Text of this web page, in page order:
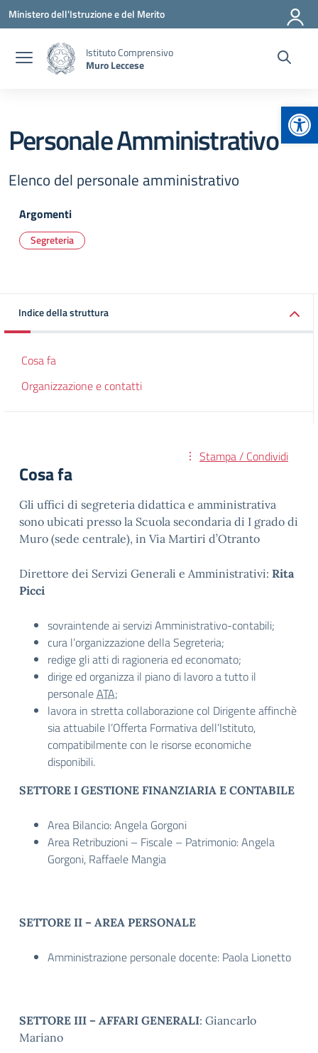
Vai ai contenuti
Vai al menu di navigazione
Vai al footer
Ministero dell'Istruzione e del Merito
Istituto Comprensivo
Muro Leccese
Personale Amministrativo
Elenco del personale amministrativo
Argomenti
Segreteria
Indice della struttura
Cosa fa
Organizzazione e contatti
Stampa / Condividi
Cosa fa
Gli uffici di segreteria didattica e amministrativa
sono ubicati presso la Scuola secondaria di I grado di
Muro (sede centrale), in Via Martiri d’Otranto
Direttore dei Servizi Generali e Amministrativi: Rita
Picci
sovraintende ai servizi Amministrativo-contabili;
cura l’organizzazione della Segreteria;
redige gli atti di ragioneria ed economato;
dirige ed organizza il piano di lavoro a tutto il
personaleATA;
lavora in stretta collaborazione col Dirigente affinchè
sia attuabile l’Offerta Formativa dell’Istituto,
compatibilmente con le risorse economiche
disponibili.
SETTORE I GESTIONE FINANZIARIA E CONTABILE
Area Bilancio: Angela Gorgoni
Area Retribuzioni – Fiscale – Patrimonio: Angela
Gorgoni, Raffaele Mangia
SETTORE II – AREA PERSONALE
Amministrazione personale docente: Paola Lionetto
SETTORE III – AFFARI GENERALI: Giancarlo
Mariano